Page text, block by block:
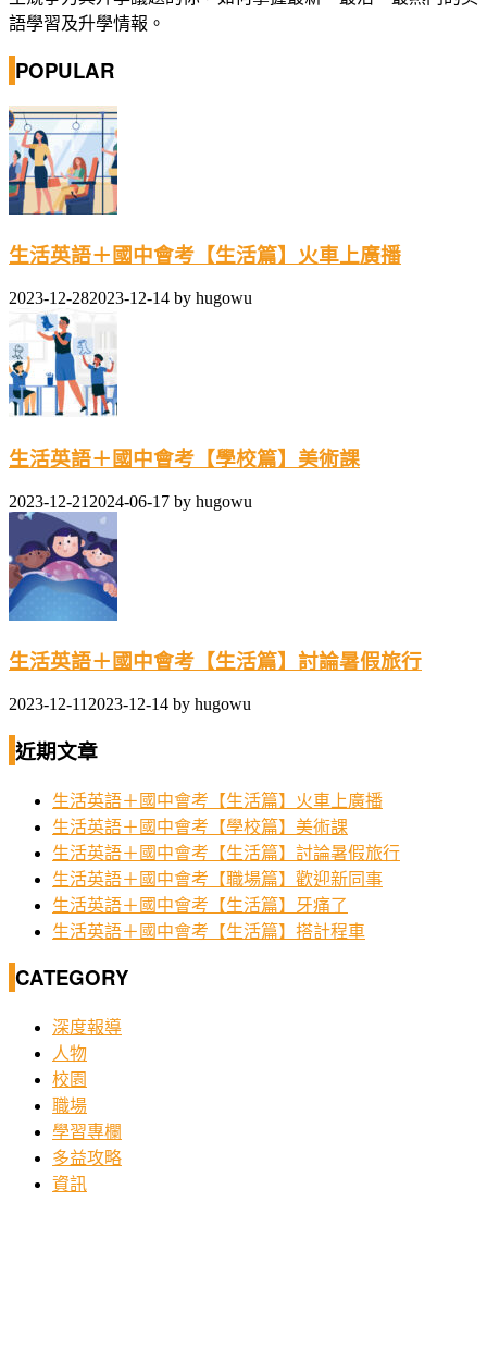
語學習及升學情報。
POPULAR
生活英語＋國中會考【生活篇】火車上廣播
2023-12-282023-12-14 by hugowu
生活英語＋國中會考【學校篇】美術課
2023-12-21 2024-06-17 by hugowu
生活英語＋國中會考【生活篇】討論暑假旅行
2023-12-11 2023-12-14 by hugowu
近期文章
生活英語＋國中會考【生活篇】火車上廣播
生活英語＋國中會考【學校篇】美術課
生活英語＋國中會考【生活篇】討論暑假旅行
生活英語＋國中會考【職場篇】歡迎新同事
生活英語＋國中會考【生活篇】牙痛了
生活英語＋國中會考【生活篇】搭計程車
CATEGORY
深度報導
人物
校園
職場
學習專欄
多益攻略
資訊